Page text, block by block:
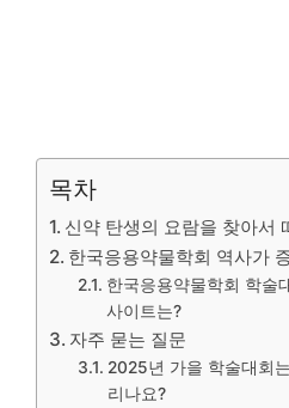
목차
신약 탄생의 요람을 찾아서
한국응용약물학회 역사가
한국응용약물학회 학술
사이트는?
자주 묻는 질문
2025년 가을 학술대회
리나요?